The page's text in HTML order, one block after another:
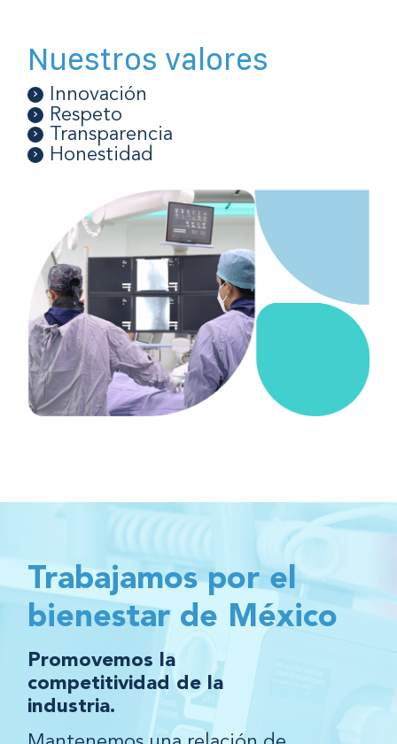
Nuestros valores
Innovación
Respeto
Transparencia
Honestidad
Trabajamos por el
bienestar de México
Promovemos la
competitividad de la
industria.